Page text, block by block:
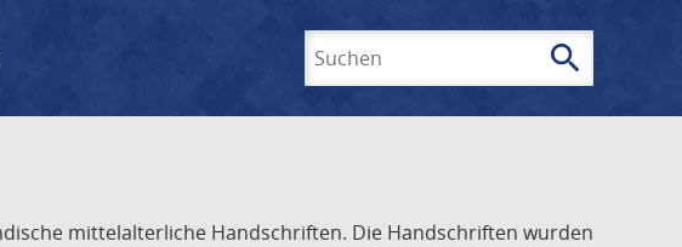
search
mittelalterliche Handschriften. Die Handschriften wurden